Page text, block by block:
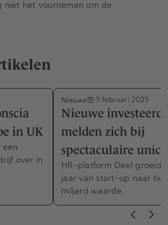
niet het voornemen om de
in UK
een
over in
Nieuws 5 februari 2025
Nieuwe
melden zich bij
spectaculaire
HR-platform Deel
jaar van start-up naar
miljard waarde.